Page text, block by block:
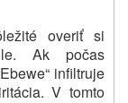
overiť si
Ak počas
infiltruje
V tomto